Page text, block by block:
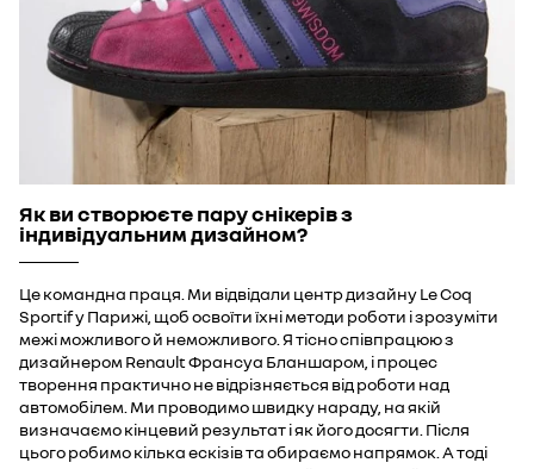
Як ви створюєте пару снікерів з
індивідуальним дизайном?
Це командна праця. Ми відвідали центр дизайну Le Coq
Sportif у Парижі, щоб освоїти їхні методи роботи і зрозуміти
межі можливого й неможливого. Я тісно співпрацюю з
дизайнером Renault Франсуа Бланшаром, і процес
творення практично не відрізняється від роботи над
автомобілем. Ми проводимо швидку нараду, на якій
визначаємо кінцевий результат і як його досягти. Після
цього робимо кілька ескізів та обираємо напрямок. А тоді